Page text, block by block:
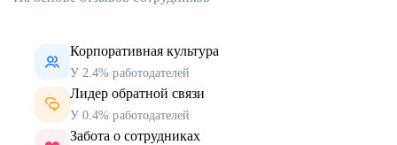
Корпоративная культура
У 2.4% работодателей
Лидер обратной связи
У 0.4% работодателей
Забота о сотрудниках